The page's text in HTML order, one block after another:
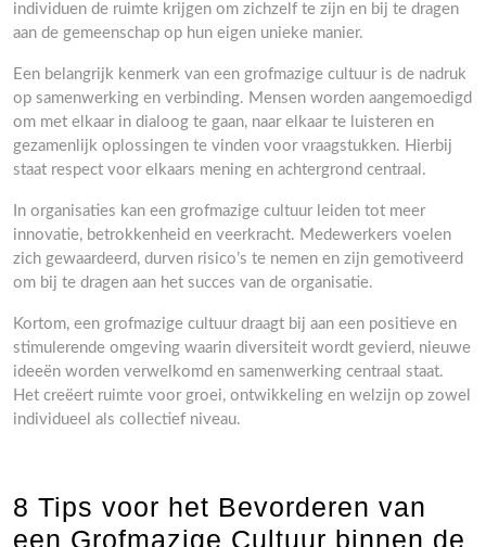
individuen de ruimte krijgen om zichzelf te zijn en bij te dragen
aan de gemeenschap op hun eigen unieke manier.
Een belangrijk kenmerk van een grofmazige cultuur is de nadruk
op samenwerking en verbinding. Mensen worden aangemoedigd
om met elkaar in dialoog te gaan, naar elkaar te luisteren en
gezamenlijk oplossingen te vinden voor vraagstukken. Hierbij
staat respect voor elkaars mening en achtergrond centraal.
In organisaties kan een grofmazige cultuur leiden tot meer
innovatie, betrokkenheid en veerkracht. Medewerkers voelen
zich gewaardeerd, durven risico’s te nemen en zijn gemotiveerd
om bij te dragen aan het succes van de organisatie.
Kortom, een grofmazige cultuur draagt bij aan een positieve en
stimulerende omgeving waarin diversiteit wordt gevierd, nieuwe
ideeën worden verwelkomd en samenwerking centraal staat.
Het creëert ruimte voor groei, ontwikkeling en welzijn op zowel
individueel als collectief niveau.
8 Tips voor het Bevorderen van
een Grofmazige Cultuur binnen de